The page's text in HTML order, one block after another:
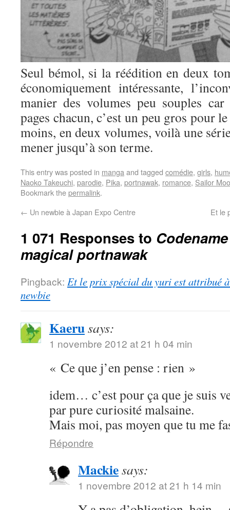
Seul bémol, si la réédition en deux
économiquement intéressante,
manier des volumes peu souples
pages chacun, c’est un peu gros pour
moins, en deux volumes, voilà une
mener jusqu’à son terme.
This entry was posted in mangaand tagged comédie, girls,
Naoko Takeuchi, parodie, Pika, portnawak, romance, Sailor
Bookmark thepermalink.
← Un newbie à Japan Expo Centre Et le
1 071 Responses to
magical portnawak
Pingback: Et le prix spécial du yuri est attribué
newbie
Kaerusays:
1 novembre 2012 at 21 h 04 min
« Ce que j’en pense : rien »
idem… c’est pour ça que je suis
par pure curiosité malsaine.
Mais moi, pas moyen que tu me
Répondre
Mackiesays:
1 novembre 2012 at 21 h 14 min